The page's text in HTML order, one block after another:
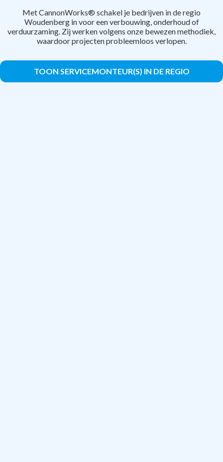
Met CannonWorks® schakel je bedrijven in de regio
Woudenberg in voor een verbouwing, onderhoud of
verduurzaming. Zij werken volgens onze bewezen methodiek,
waardoor projecten probleemloos verlopen.
TOON SERVICEMONTEUR(S) IN DE REGIO